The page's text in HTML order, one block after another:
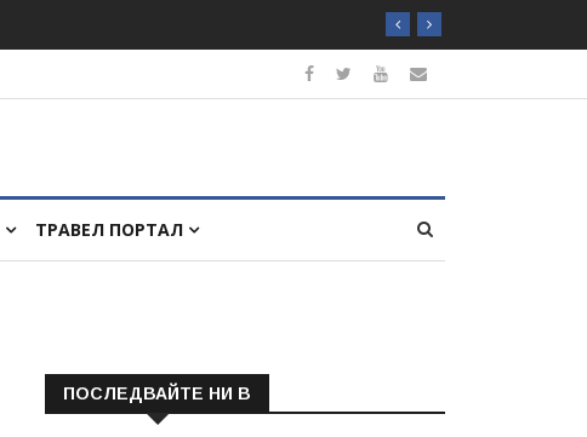
ТРАВЕЛ ПОРТАЛ
ПОСЛЕДВАЙТЕ НИ В